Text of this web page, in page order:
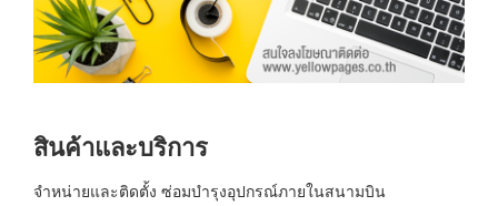
สินค้าและบริการ
จำหน่ายและติดตั้ง ซ่อมบำรุงอุปกรณ์ภายในสนามบิน